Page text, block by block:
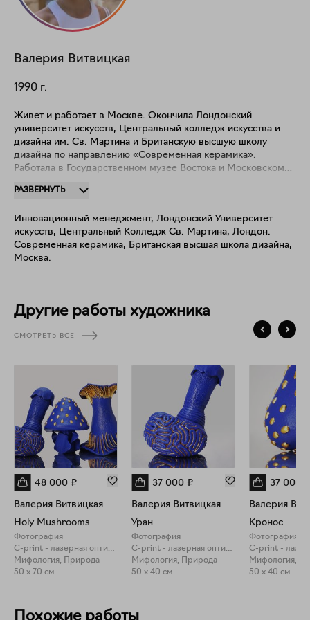
Валерия Витвицкая
1990 г.
Живет и работает в Москве. Окончила Лондонский
университет искусств, Центральный колледж искусства и
дизайна им. Св. Мартина и Британскую высшую школу
дизайна по направлению «Современная керамика».
Работала в Государственном музее Востока и Московском
зарубежных выставок. В своей практике исследует
образов, существующих только в воображении, которые
материализируются в реальности.
РАЗВЕРНУТЬ
Инновационный менеджмент, Лондонский Университет
искусств, Центральный Колледж Св. Мартина, Лондон.
Современная керамика, Британская высшая школа дизайна,
Москва.
Другие работы художника
СМОТРЕТЬ ВСЕ
48 000 ₽
Валерия Витвицкая
Holy Mushrooms
Фотография
C-print - лазерная оптическая печать
Мифология, Природа
50 x 70 см
37 000 ₽
Валерия Витвицкая
Уран
Фотография
C-print - лазерная оптическая печать
Мифология, Природа
50 x 40 см
37 000
Валерия
Кронос
Фотография
Мифология,
50 x 40 см